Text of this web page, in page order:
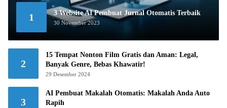
1 3 Website AI Pembuat Jurnal Otomatis Terbaik
30 November 2023
2
15 Tempat Nonton Film Gratis dan Aman: Legal,
Banyak Genre, Bebas Khawatir!
29 Desember 2024
3
AI Pembuat Makalah Otomatis: Makalah Anda Auto
Rapih